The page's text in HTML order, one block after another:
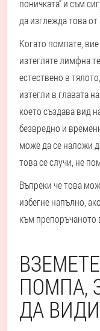
поничката“ и съм
да изглежда това
Когато помпате,
изтегляте лимфна
естествено в
изтегли в главата
което създава вид
безвредно и
може да се наложи
това се случи, не
Въпреки че това
избегне напълно,
към препоръчаното
ПОМПА,
ДА